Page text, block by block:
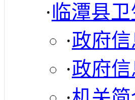
·临潭县
·政府
·政府